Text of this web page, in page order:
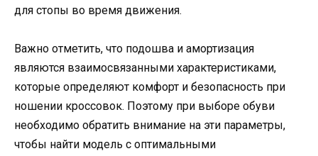
для стопы во время движения.
Важно отметить, что подошва и амортизация
являются взаимосвязанными характеристиками,
которые определяют комфорт и безопасность при
ношении кроссовок. Поэтому при выборе обуви
необходимо обратить внимание на эти параметры,
чтобы найти модель с оптимальными